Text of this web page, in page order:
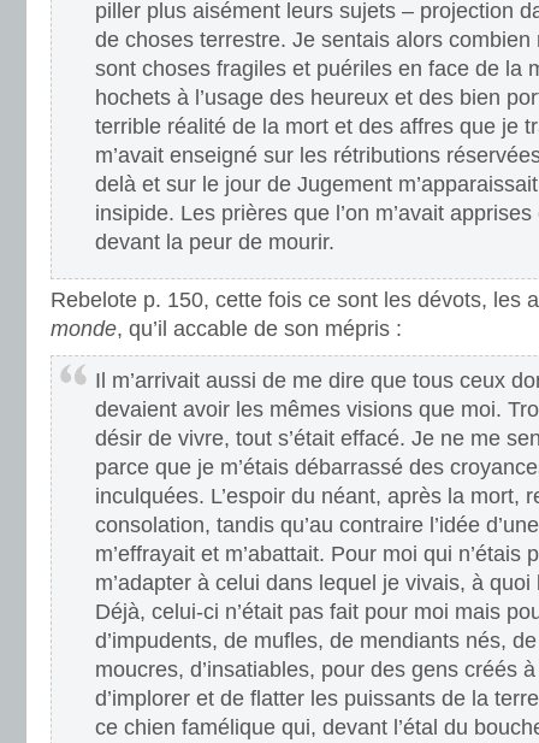
piller plus aisément leurs sujets – projection
de choses terrestre. Je sentais alors
sont choses fragiles et puériles en face de la
hochets à l’usage des heureux et des bien
terrible réalité de la mort et des affres que je
m’avait enseigné sur les rétributions
delà et sur le jour de Jugement
insipide. Les prières que l’on m’avait
devant la peur de mourir.
Rebelote p. 150, cette fois ce sont les dévots, les
monde, qu’il accable de son mépris :
Il m’arrivait aussi de me dire que tous ceux
devaient avoir les mêmes visions que moi.
désir de vivre, tout s’était effacé. Je ne me
parce que je m’étais débarrassé des
inculquées. L’espoir du néant, après la mort,
consolation, tandis qu’au contraire l’idée
m’effrayait et m’abattait. Pour moi qui n’étais
m’adapter à celui dans lequel je vivais, à
Déjà, celui-ci n’était pas fait pour moi mais
d’impudents, de mufles, de mendiants nés,
moucres, d’insatiables, pour des gens créés
d’implorer et de flatter les puissants de la
ce chien famélique qui, devant l’étal du